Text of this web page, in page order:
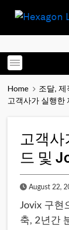
Toggle menubar
Home
조달, 제
고객사가 실행한
고객사
드 및
Published
August 22,
Jovix 구현
축, 2년간